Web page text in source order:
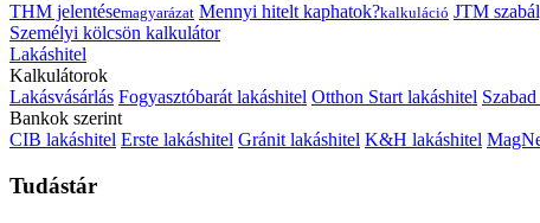
THM jelentésemagyarázat Mennyi hitelt kaphatok?kalkuláció JTM
Személyi kölcsön kalkulátor
Lakáshitel
Kalkulátorok
Lakásvásárlás Fogyasztóbarát lakáshitel Otthon Start lakáshitel
Bankok szerint
CIB lakáshitel Erste lakáshitel Gránit lakáshitel K&H lakáshitel
Tudástár